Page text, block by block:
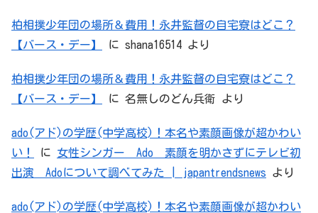
柏相撲少年団の場所＆費用！永井監督の自宅寮はどこ？
【バース・デー】
に shana16514 より
柏相撲少年団の場所＆費用！永井監督の自宅寮はどこ？
【バース・デー】
に 名無しのどん兵衛 より
ado(アド)の学歴(中学高校)！本名や素顔画像が超かわい
い！
に 女性シンガー Ado 素顔を明かさずにテレビ初
出演 Adoについて調べてみた | japantrendsnews より
ado(アド)の学歴(中学高校)！本名や素顔画像が超かわい